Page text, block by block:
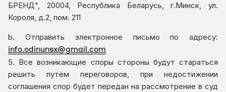
БРЕНД", 20004, Республика Беларусь, г.Минск, ул.
Короля, д.2, пом. 211
b. Отправить электронное письмо по адресу:
info.odinunsx@gmail.com
5. Все возникающие споры стороны будут стараться
решить путём переговоров, при недостижении
соглашения спор будет передан на рассмотрение в суд